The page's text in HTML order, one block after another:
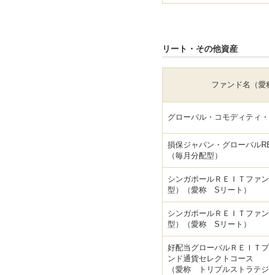
リート・その他資産
ファンド名（愛
グローバル・コモディティ
損保ジャパン・グローバル
（毎月分配型）
シンガポールＲＥＩＴファ
型）（愛称 Sリート）
シンガポールＲＥＩＴファ
型）（愛称 Sリート）
好配当グローバルＲＥＩＴ
ンド通貨セレクトコース
（愛称 トリプルストラテ